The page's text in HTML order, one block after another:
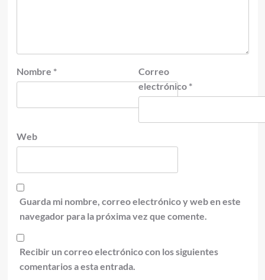
Nombre *
Correo
electrónico *
Web
Guarda mi nombre, correo electrónico y web en este
navegador para la próxima vez que comente.
Recibir un correo electrónico con los siguientes
comentarios a esta entrada.